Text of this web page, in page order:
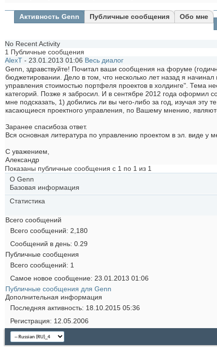
Активность Genn Публичные сообщения Обо мне
No Recent Activity
1 Публичные сообщения
AlexT - 23.01.2013 01:06 Весь диалог
Genn, здравствуйте! Почитал ваши сообщения на форуме
бюджетировании. Дело в том, что несколько лет назад я
управления стоимостью портфеля проектов в холдинге". Тема
категорий. Позже я забросил. И в сентябре 2012 года оформил
мне подсказать, 1) добились ли вы чего-либо за год, изучая
касающиеся проектного управления, по Вашему мнению,
Заранее спасибоза ответ.
Вся основная литература по управлению проектом в эл. виде у
С уважением,
Александр
Показаны публичные сообщения с 1 по 1 из 1
О Genn
Базовая информация
Статистика
Всего сообщений
Всего сообщений
2,180
Сообщений в день 0.29
Публичные сообщения
Всего сообщений
1
Самое новое сообщение 23.01.2013 01:06
Публичные сообщения для Genn
Дополнительная информация
Последняя активность 18.10.2015 05:36
Регистрация
12.05.2006